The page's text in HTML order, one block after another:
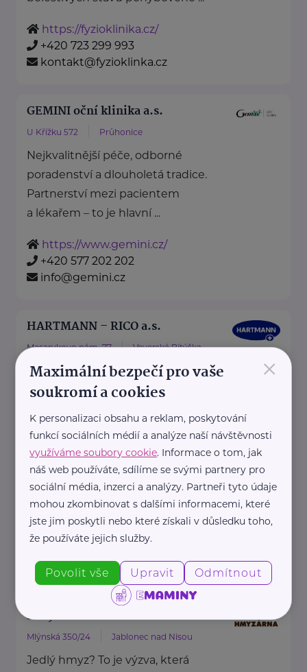
https://fyzioklinika.cz/
+420 723 299 993
kontakt@fyzioklinka.cz
GEMINI oční klinika a.s.
U Křížku 572 Průhonice
Nejkvalitnější péče, odborné
poradenství a dlouholetá tradice.
Partnerství mezi pacientem
a lékařem – to je hlavní ...
https://www.gemini.cz/
+420 577 202 202
info@gemini.cz
HARTMANN – RICO a.s.
Masarykovo nám. 77 Veverská Bítýška
zdravotnické pomůcky a
hygienická řešení s dlouholetou
tradicí.
Zaměřuje ...
https://hartmanndirect.com/cs-cz
info@hartmanndirect.cz
Hmyzárna.cz
Mlýnská 350/24 Jablonec nad Nisou
Jedlý hmyz? To je výzva, která
×
Maximální bezpečí pro vaše
soukromí a cookies
K personalizaci obsahu a reklam, poskytování
funkcí sociálních médií a analýze naší návštěvnosti
využíváme soubory cookie. Informace o tom, jak
náš web používáte, sdílíme se svými partnery pro
sociální média, inzerci a analýzy. Partneři tyto údaje
mohou zkombinovat s dalšími informacemi, které
jste jim poskytli nebo které získali v důsledku toho,
že používáte jejich služby.
Povolit vše Upravit Odmítnout